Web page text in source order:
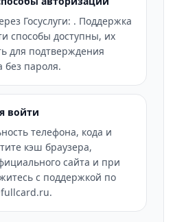
Госуслуги: . Поддержка
способы доступны, их
для подтверждения
без пароля.
войти
телефона, кода и
кэш браузера,
сайта и при
с поддержкой по